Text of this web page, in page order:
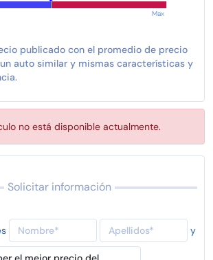
Max
publicado con el promedio de precio
auto similar y mismas características y
no está disponible actualmente.
Solicitar información
y